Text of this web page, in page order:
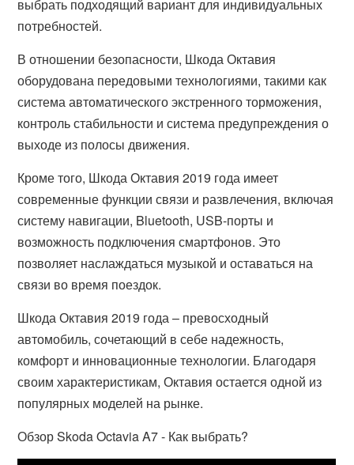
выбрать подходящий вариант для индивидуальных
потребностей.
В отношении безопасности, Шкода Октавия
оборудована передовыми технологиями, такими как
система автоматического экстренного торможения,
контроль стабильности и система предупреждения о
выходе из полосы движения.
Кроме того, Шкода Октавия 2019 года имеет
современные функции связи и развлечения, включая
систему навигации, Bluetooth, USB-порты и
возможность подключения смартфонов. Это
позволяет наслаждаться музыкой и оставаться на
связи во время поездок.
Шкода Октавия 2019 года – превосходный
автомобиль, сочетающий в себе надежность,
комфорт и инновационные технологии. Благодаря
своим характеристикам, Октавия остается одной из
популярных моделей на рынке.
Обзор Skoda Octavia A7 - Как выбрать?